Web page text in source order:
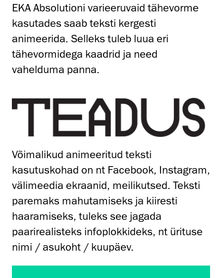
EKA Absolutioni varieeruvaid tähevorme
kasutades saab teksti kergesti
animeerida. Selleks tuleb luua eri
tähevormidega kaadrid ja need
vahelduma panna.
Võimalikud animeeritud teksti
kasutuskohad on nt Facebook, Instagram,
välimeedia ekraanid, meilikutsed. Teksti
paremaks mahutamiseks ja kiiresti
haaramiseks, tuleks see jagada
paarirealisteks infoplokkideks, nt ürituse
nimi / asukoht / kuupäev.